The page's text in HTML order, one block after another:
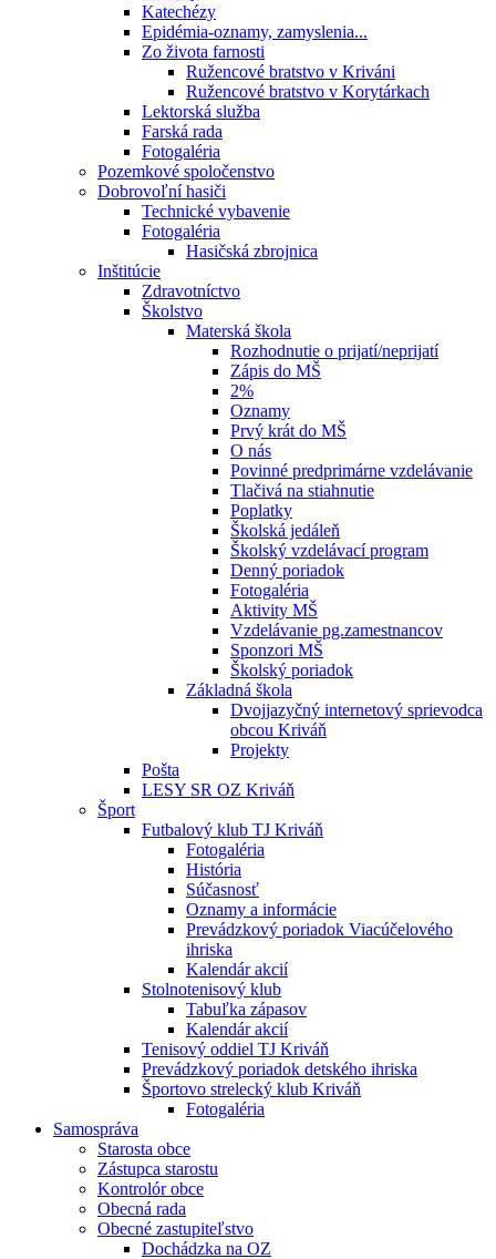
Katechézy
Epidémia-oznamy, zamyslenia...
Zo života farnosti
Ružencové bratstvo v Kriváni
Ružencové bratstvo v Korytárkach
Lektorská služba
Farská rada
Fotogaléria
Pozemkové spoločenstvo
Dobrovoľní hasiči
Technické vybavenie
Fotogaléria
Hasičská zbrojnica
Inštitúcie
Zdravotníctvo
Školstvo
Materská škola
Rozhodnutie o prijatí/neprijatí
Zápis do MŠ
2%
Oznamy
Prvý krát do MŠ
O nás
Povinné predprimárne vzdelávanie
Tlačivá na stiahnutie
Poplatky
Školská jedáleň
Školský vzdelávací program
Denný poriadok
Fotogaléria
Aktivity MŠ
Vzdelávanie pg.zamestnancov
Sponzori MŠ
Školský poriadok
Základná škola
Dvojjazyčný internetový sprievodca
obcou Kriváň
Projekty
Pošta
LESY SR OZ Kriváň
Šport
Futbalový klub TJ Kriváň
Fotogaléria
História
Súčasnosť
Oznamy a informácie
Prevádzkový poriadok Viacúčelového
ihriska
Kalendár akcií
Stolnotenisový klub
Tabuľka zápasov
Kalendár akcií
Tenisový oddiel TJ Kriváň
Prevádzkový poriadok detského ihriska
Športovo strelecký klub Kriváň
Fotogaléria
Samospráva
Starosta obce
Zástupca starostu
Kontrolór obce
Obecná rada
Obecné zastupiteľstvo
Dochádzka na OZ